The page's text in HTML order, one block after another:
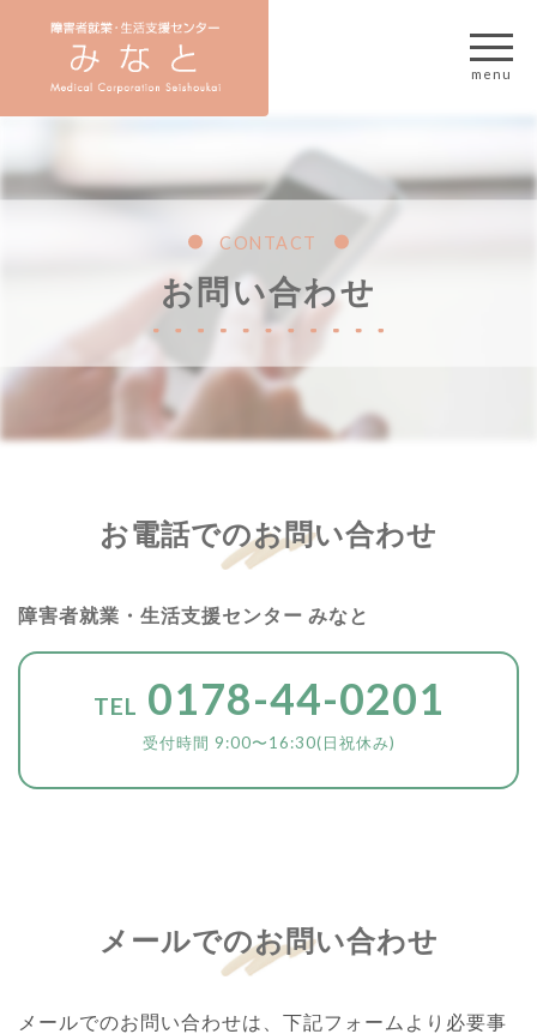
CONTACT
お問い合わせ
お電話でのお問い合わせ
障害者就業・生活支援センター みなと
TEL 0178-44-0201
受付時間 9:00〜16:30(日祝休み)
メールでのお問い合わせ
メールでのお問い合わせは、下記フォームより必要事